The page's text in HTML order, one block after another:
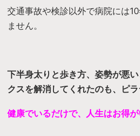
交通事故や検診以外で病院には
ません。
下半身太りと歩き方、姿勢が悪
クスを解消してくれたのも、
ピ
健康でいるだけで、人生はお得